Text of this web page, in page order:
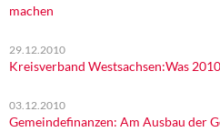
machen
29.12.2010
Kreisverband Westsachsen:Was
03.12.2010
Gemeindefinanzen: Am Ausbau der